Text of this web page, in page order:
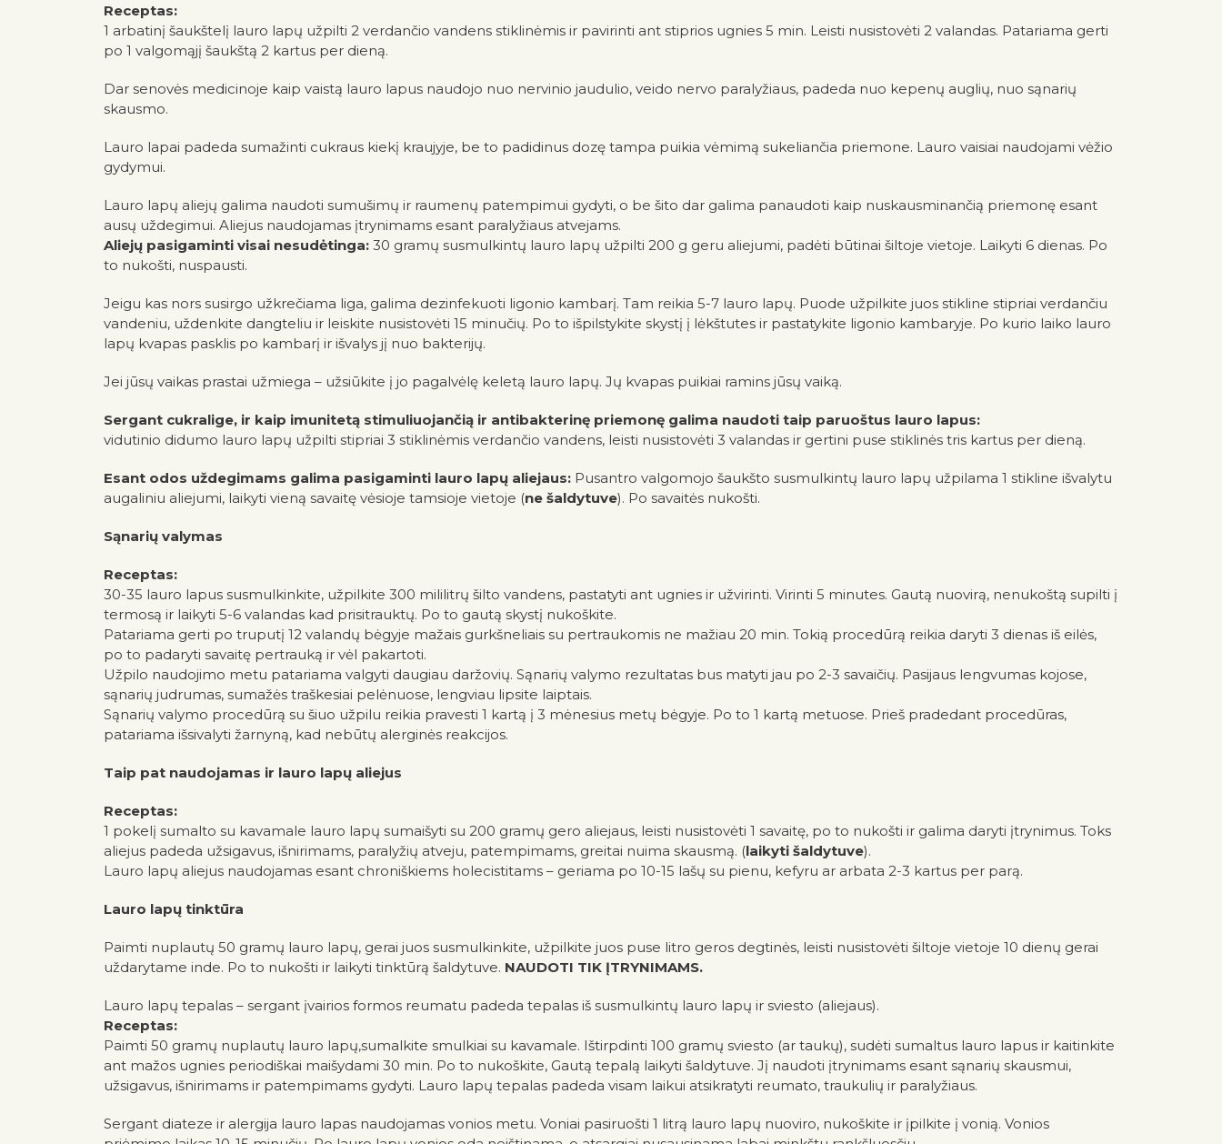
Receptas:
1 arbatinį šaukštelį lauro lapų užpilti 2 verdančio vandens stiklinėmis ir pavirinti ant stiprios ugnies 5 min. Leisti nusistovėti 2 valandas. Patariama gerti
po 1 valgomąjį šaukštą 2 kartus per dieną.
Dar senovės medicinoje kaip vaistą lauro lapus naudojo nuo nervinio jaudulio, veido nervo paralyžiaus, padeda nuo kepenų auglių, nuo sąnarių
skausmo.
Lauro lapai padeda sumažinti cukraus kiekį kraujyje, be to padidinus dozę tampa puikia vėmimą sukeliančia priemone. Lauro vaisiai naudojami vėžio
gydymui.
Lauro lapų aliejų galima naudoti sumušimų ir raumenų patempimui gydyti, o be šito dar galima panaudoti kaip nuskausminančią priemonę esant
ausų uždegimui. Aliejus naudojamas įtrynimams esant paralyžiaus atvejams.
Aliejų pasigaminti visai nesudėtinga: 30 gramų susmulkintų lauro lapų užpilti 200 g geru aliejumi, padėti būtinai šiltoje vietoje. Laikyti 6 dienas. Po
to nukošti, nuspausti.
Jeigu kas nors susirgo užkrečiama liga, galima dezinfekuoti ligonio kambarį. Tam reikia 5-7 lauro lapų. Puode užpilkite juos stikline stipriai verdančiu
vandeniu, uždenkite dangteliu ir leiskite nusistovėti 15 minučių. Po to išpilstykite skystį į lėkštutes ir pastatykite ligonio kambaryje. Po kurio laiko lauro
lapų kvapas pasklis po kambarį ir išvalys jį nuo bakterijų.
Jei jūsų vaikas prastai užmiega – užsiūkite į jo pagalvėlę keletą lauro lapų. Jų kvapas puikiai ramins jūsų vaiką.
Sergant cukralige, ir kaip imunitetą stimuliuojančią ir antibakterinę priemonę galima naudoti taip paruoštus lauro lapus:
vidutinio didumo lauro lapų užpilti stipriai 3 stiklinėmis verdančio vandens, leisti nusistovėti 3 valandas ir gertini puse stiklinės tris kartus per dieną.
Esant odos uždegimams galima pasigaminti lauro lapų aliejaus: Pusantro valgomojo šaukšto susmulkintų lauro lapų užpilama 1 stikline išvalytu
augaliniu aliejumi, laikyti vieną savaitę vėsioje tamsioje vietoje (ne šaldytuve). Po savaitės nukošti.
Sąnarių valymas
Receptas:
30-35 lauro lapus susmulkinkite, užpilkite 300 mililitrų šilto vandens, pastatyti ant ugnies ir užvirinti. Virinti 5 minutes. Gautą nuovirą, nenukoštą supilti į
termosą ir laikyti 5-6 valandas kad prisitrauktų. Po to gautą skystį nukoškite.
Patariama gerti po truputį 12 valandų bėgyje mažais gurkšneliais su pertraukomis ne mažiau 20 min. Tokią procedūrą reikia daryti 3 dienas iš eilės,
po to padaryti savaitę pertrauką ir vėl pakartoti.
Užpilo naudojimo metu patariama valgyti daugiau daržovių. Sąnarių valymo rezultatas bus matyti jau po 2-3 savaičių. Pasijaus lengvumas kojose,
sąnarių judrumas, sumažės traškesiai pelėnuose, lengviau lipsite laiptais.
Sąnarių valymo procedūrą su šiuo užpilu reikia pravesti 1 kartą į 3 mėnesius metų bėgyje. Po to 1 kartą metuose. Prieš pradedant procedūras,
patariama išsivalyti žarnyną, kad nebūtų alerginės reakcijos.
Taip pat naudojamas ir lauro lapų aliejus
Receptas:
1 pokelį sumalto su kavamale lauro lapų sumaišyti su 200 gramų gero aliejaus, leisti nusistovėti 1 savaitę, po to nukošti ir galima daryti įtrynimus. Toks
aliejus padeda užsigavus, išnirimams, paralyžių atveju, patempimams, greitai nuima skausmą. (laikyti šaldytuve).
Lauro lapų aliejus naudojamas esant chroniškiems holecistitams – geriama po 10-15 lašų su pienu, kefyru ar arbata 2-3 kartus per parą.
Lauro lapų tinktūra
Paimti nuplautų 50 gramų lauro lapų, gerai juos susmulkinkite, užpilkite juos puse litro geros degtinės, leisti nusistovėti šiltoje vietoje 10 dienų gerai
uždarytame inde. Po to nukošti ir laikyti tinktūrą šaldytuve. NAUDOTI TIK ĮTRYNIMAMS.
Lauro lapų tepalas – sergant įvairios formos reumatu padeda tepalas iš susmulkintų lauro lapų ir sviesto (aliejaus).
Receptas:
Paimti 50 gramų nuplautų lauro lapų,sumalkite smulkiai su kavamale. Ištirpdinti 100 gramų sviesto (ar taukų), sudėti sumaltus lauro lapus ir kaitinkite
ant mažos ugnies periodiškai maišydami 30 min. Po to nukoškite, Gautą tepalą laikyti šaldytuve. Jį naudoti įtrynimams esant sąnarių skausmui,
užsigavus, išnirimams ir patempimams gydyti. Lauro lapų tepalas padeda visam laikui atsikratyti reumato, traukulių ir paralyžiaus.
Sergant diateze ir alergija lauro lapas naudojamas vonios metu. Voniai pasiruošti 1 litrą lauro lapų nuoviro, nukoškite ir įpilkite į vonią. Vonios